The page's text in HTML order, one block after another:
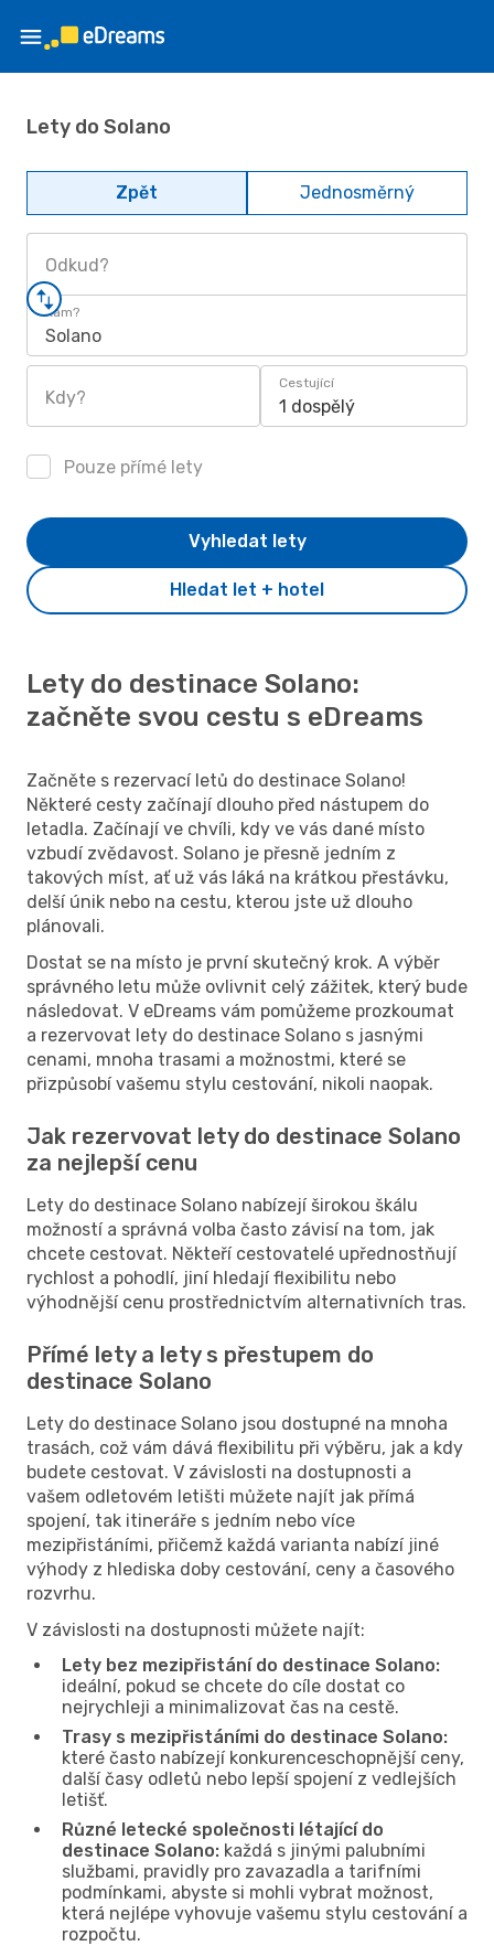
Lety do Solano
Zpět Jednosměrný
Odkud?
Kam?
Solano
Kdy?
Cestující
1 dospělý
Pouze přímé lety
Hledat let + hotel
Vyhledat lety
Lety do destinace Solano:
začněte svou cestu s eDreams
Začněte s rezervací letů do destinace Solano!
Některé cesty začínají dlouho před nástupem do
letadla. Začínají ve chvíli, kdy ve vás dané místo
vzbudí zvědavost. Solano je přesně jedním z
takových míst, ať už vás láká na krátkou přestávku,
delší únik nebo na cestu, kterou jste už dlouho
plánovali.
Dostat se na místo je první skutečný krok. A výběr
správného letu může ovlivnit celý zážitek, který bude
následovat. V eDreams vám pomůžeme prozkoumat
a rezervovat lety do destinace Solano s jasnými
cenami, mnoha trasami a možnostmi, které se
přizpůsobí vašemu stylu cestování, nikoli naopak.
Jak rezervovat lety do destinace Solano
za nejlepší cenu
Lety do destinace Solano nabízejí širokou škálu
možností a správná volba často závisí na tom, jak
chcete cestovat. Někteří cestovatelé upřednostňují
rychlost a pohodlí, jiní hledají flexibilitu nebo
výhodnější cenu prostřednictvím alternativních tras.
Přímé lety a lety s přestupem do
destinace Solano
Lety do destinace Solano jsou dostupné na mnoha
trasách, což vám dává flexibilitu při výběru, jak a kdy
budete cestovat. V závislosti na dostupnosti a
vašem odletovém letišti můžete najít jak přímá
spojení, tak itineráře s jedním nebo více
mezipřistáními, přičemž každá varianta nabízí jiné
výhody z hlediska doby cestování, ceny a časového
rozvrhu.
V závislosti na dostupnosti můžete najít:
Lety bez mezipřistání do destinace Solano:
ideální, pokud se chcete do cíle dostat co
nejrychleji a minimalizovat čas na cestě.
Trasy s mezipřistáními do destinace Solano:
které často nabízejí konkurenceschopnější ceny,
další časy odletů nebo lepší spojení z vedlejších
letišť.
Různé letecké společnosti létající do
destinace Solano: každá s jinými palubními
službami, pravidly pro zavazadla a tarifními
podmínkami, abyste si mohli vybrat možnost,
která nejlépe vyhovuje vašemu stylu cestování a
rozpočtu.